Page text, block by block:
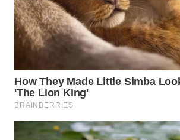
WN
MADURA
SURABAYA
WN